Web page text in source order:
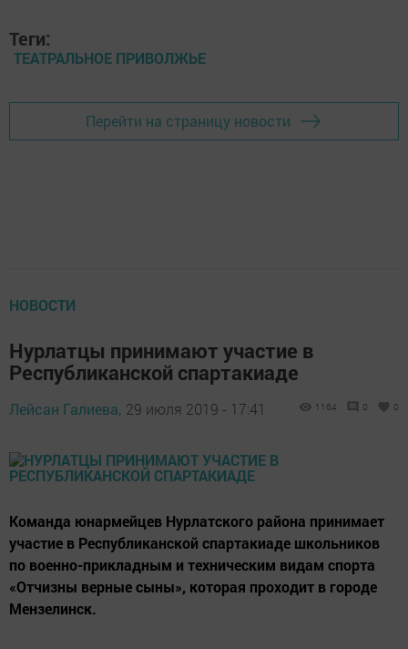
Теги:
ТЕАТРАЛЬНОЕ ПРИВОЛЖЬЕ
Перейти на страницу новости
НОВОСТИ
Нурлатцы принимают участие в
Республиканской спартакиаде
Лейсан Галиева, 29 июля 2019 - 17:41 1164 0 0
Команда юнармейцев Нурлатского района принимает
участие в Республиканской спартакиаде школьников
по военно-прикладным и техническим видам спорта
«Отчизны верные сыны», которая проходит в городе
Мензелинск.